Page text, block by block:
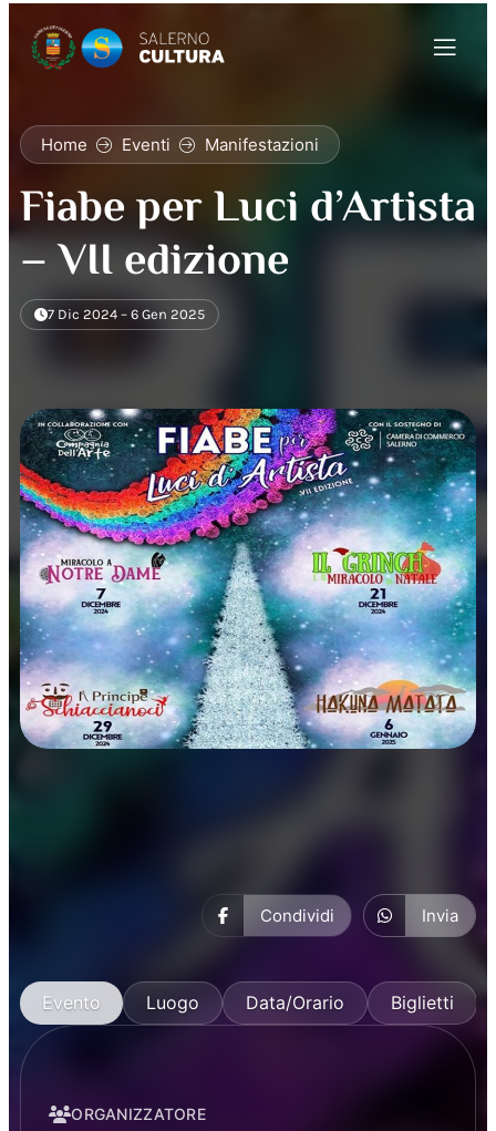
Home Eventi Manifestazioni
Fiabe per Luci d’Artista
– VII edizione
7 Dic 2024 – 6 Gen 2025
Condividi Invia
Evento Luogo Data/Orario Biglietti
ORGANIZZATORE